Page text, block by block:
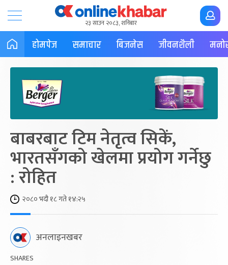
२३ साउन २०८३, शनिबार
होमपेज समाचार बिजनेस जीवनशैली
बाबरबाट टिम नेतृत्व सिकें,
भारतसँगको खेलमा प्रयोग गर्नेछु
: रोहित
२०८० भदौ १८ गते १४:२५
अनलाइनखबर
SHARES